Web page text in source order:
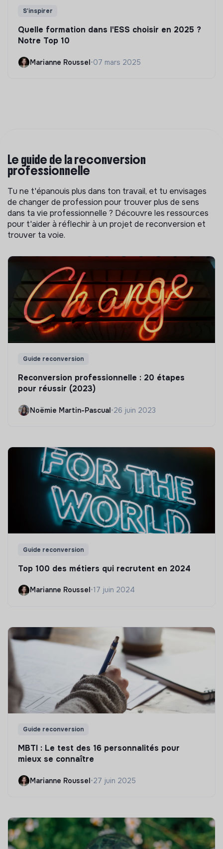
S'inspirer
Quelle formation dans l'ESS choisir en 2025 ?
Notre Top 10
Marianne Roussel•07 mars 2025
Le guide de la reconversion
professionnelle
Tu ne t'épanouis plus dans ton travail, et tu envisages
de changer de profession pour trouver plus de sens
dans ta vie professionnelle ? Découvre les ressources
pour t'aider à réflechir à un projet de reconversion et
trouver ta voie.
Guide reconversion
Reconversion professionnelle : 20 étapes
pour réussir (2023)
Noëmie Martin-Pascual•26 juin 2023
Guide reconversion
Top 100 des métiers qui recrutent en 2024
Marianne Roussel •17 juin 2024
Guide reconversion
MBTI : Le test des 16 personnalités pour
mieux se connaître
Marianne Roussel•27 juin 2025